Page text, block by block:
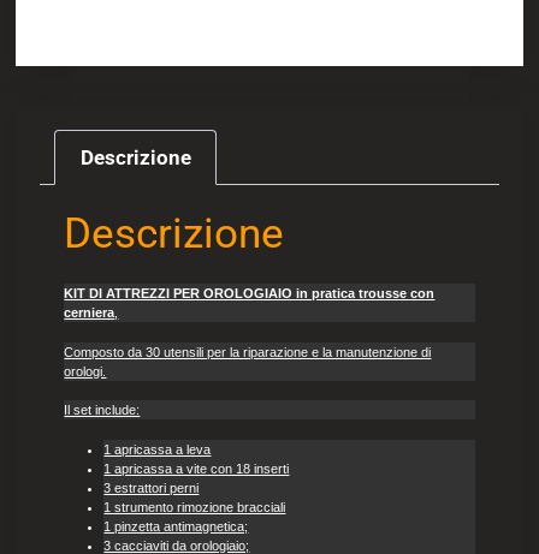
Descrizione
Descrizione
KIT DI ATTREZZI PER OROLOGIAIO in pratica trousse con
cerniera
Composto da 30 utensili per la riparazione e la manutenzione di
orologi.
Il set include:
1 apricassa a leva
1 apricassa a vite con 18 inserti
3 estrattori perni
1 strumento rimozione bracciali
1 pinzetta antimagnetica;
3 cacciaviti da orologiaio;